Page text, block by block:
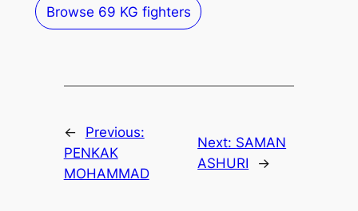
Browse 69 KG fighters
←
Previous:
PENKAK
MOHAMMAD
Next: SAMAN
ASHURI
→